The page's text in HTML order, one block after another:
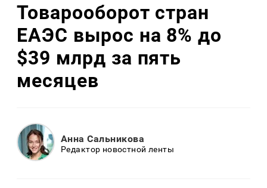
Товарооборот стран
ЕАЭС вырос на 8% до
$39 млрд за пять
месяцев
Анна Сальникова
Редактор новостной ленты